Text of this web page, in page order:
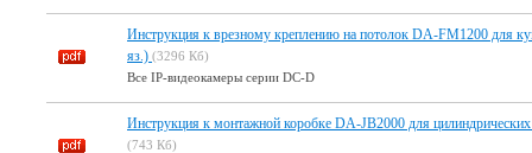
Инструкция к врезному креплению на потолок DA-FM1200 для
яз.) (3296 Кб)
Все IP-видеокамеры серии DC-D
Инструкция к монтажной коробке DA-JB2000 для
(743 Кб)